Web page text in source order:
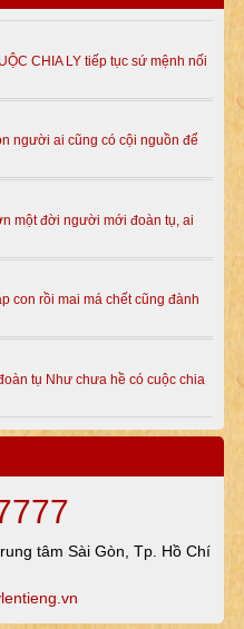
CHIA LY tiếp tục sứ mệnh nối
người ai cũng có cội nguồn để
một đời người mới đoàn tụ, ai
con rồi mai má chết cũng đành
tụ Như chưa hề có cuộc chia
tâm Sài Gòn, Tp. Hồ Chí